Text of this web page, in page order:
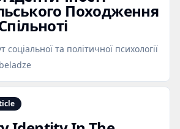
Походження
соціальної та політичної психології